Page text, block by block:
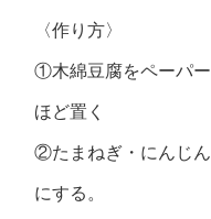
〈作り方〉
①木綿豆腐をペーパ
ほど置く
②たまねぎ・にんじ
にする。